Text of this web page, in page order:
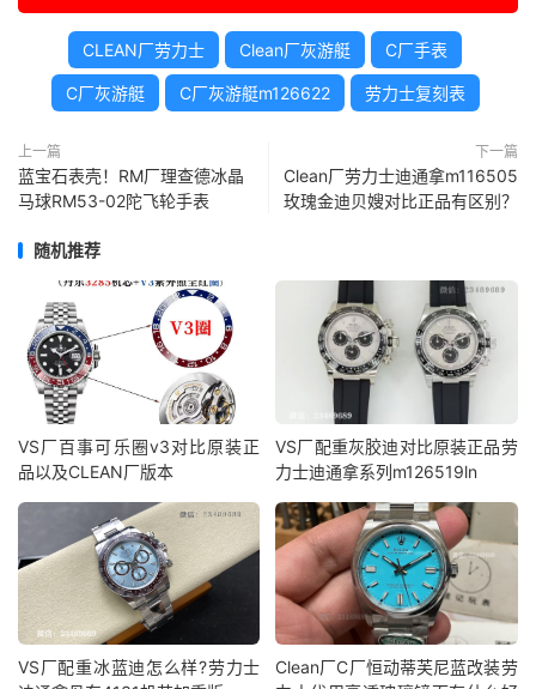
CLEAN厂劳力士 Clean厂灰游艇 C厂手表
C厂灰游艇 C厂灰游艇m126622 劳力士复刻表
上一篇
蓝宝石表壳！RM厂理查德冰晶
马球RM53-02陀飞轮手表
下一篇
Clean厂劳力士迪通拿m116505
玫瑰金迪贝嫂对比正品有区别？
随机推荐
VS厂百事可乐圈v3对比原装正
品以及CLEAN厂版本
VS厂配重灰胶迪对比原装正品劳
力士迪通拿系列m126519ln
VS厂配重冰蓝迪怎么样?劳力士
Clean厂C厂恒动蒂芙尼蓝改装劳